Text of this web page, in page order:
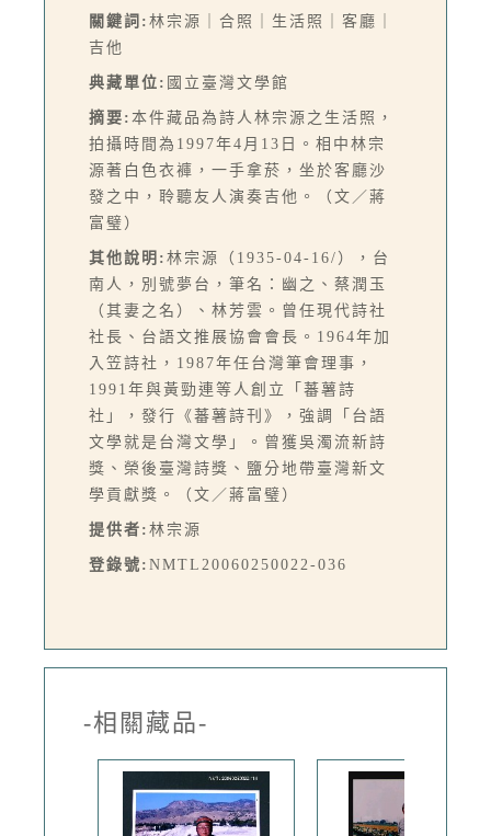
關鍵詞: 林宗源｜合照｜生活照｜客廳｜
吉他
典藏單位: 國立臺灣文學館
摘要: 本件藏品為詩人林宗源之生活照，
拍攝時間為1997年4月13日。相中林宗
源著白色衣褲，一手拿菸，坐於客廳沙
發之中，聆聽友人演奏吉他。（文／蔣
富璧）
其他說明: 林宗源（1935-04-16/），台
南人，別號夢台，筆名：幽之、蔡潤玉
（其妻之名）、林芳雲。曾任現代詩社
社長、台語文推展協會會長。1964年加
入笠詩社，1987年任台灣筆會理事，
1991年與黃勁連等人創立「蕃薯詩
社」，發行《蕃薯詩刊》，強調「台語
文學就是台灣文學」。曾獲吳濁流新詩
獎、榮後臺灣詩獎、鹽分地帶臺灣新文
學貢獻獎。（文／蔣富璧）
提供者: 林宗源
登錄號: NMTL20060250022-036
-相關藏品-